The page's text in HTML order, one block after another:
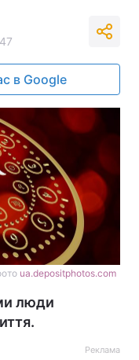
в Google
ua.depositphotos.com
люди
Реклама